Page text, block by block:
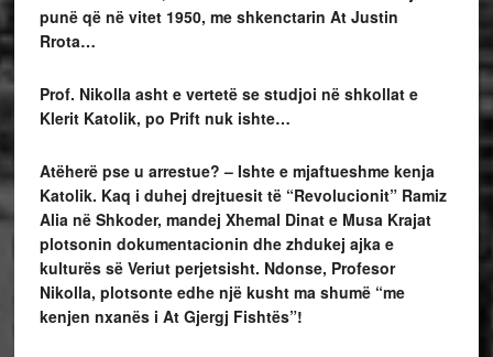
punë që në vitet 1950, me shkenctarin At Justin
Rrota…
Prof. Nikolla asht e vertetë se studjoi në shkollat e
Klerit Katolik, po Prift nuk ishte…
Atëherë pse u arrestue? – Ishte e mjaftueshme kenja
Katolik. Kaq i duhej drejtuesit të “Revolucionit” Ramiz
Alia në Shkoder, mandej Xhemal Dinat e Musa Krajat
plotsonin dokumentacionin dhe zhdukej ajka e
kulturës së Veriut perjetsisht. Ndonse, Profesor
Nikolla, plotsonte edhe një kusht ma shumë “me
kenjen nxanës i At Gjergj Fishtës”!